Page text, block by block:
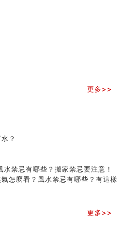
困惑
是女
平命造 (名人八字淺析八）
風
法
(一)
析
(
更多>>
？
禁忌有哪些？搬家禁忌要注意！
怎麼看？風水禁忌有哪些？有這樣
更多>>